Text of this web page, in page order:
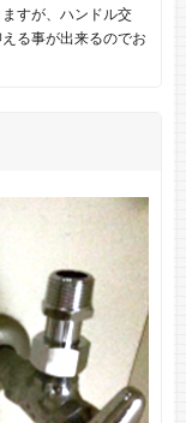
すが、ハンドル交
る事が出来るのでお